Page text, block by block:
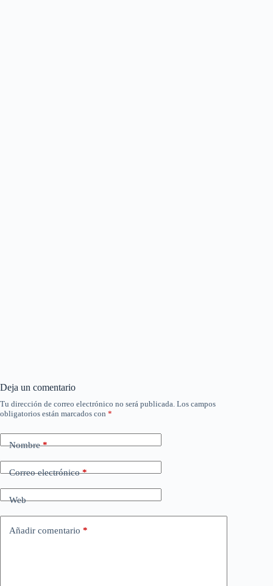
Deja un comentario
Tu dirección de correo electrónico no será publicada. Los campos
obligatorios están marcados con *
Nombre*
Correo electrónico*
Web
Añadir comentario *